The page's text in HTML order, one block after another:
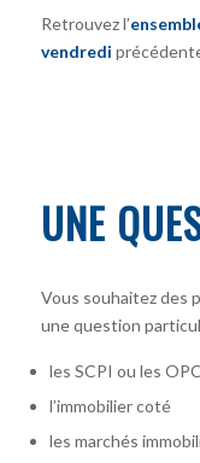
Retrouvez l’
vendredi
UNE
Vous souhaitez des
une question
les SCPI ou les
l’immobilier coté
les marchés